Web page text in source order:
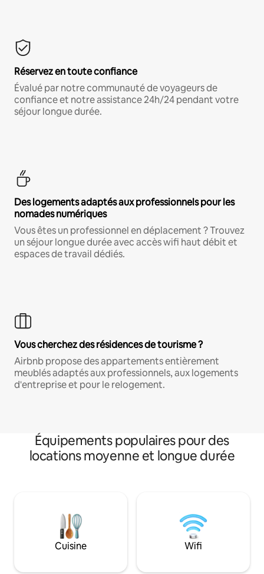
Réservez en toute confiance
Évalué par notre communauté de voyageurs de
confiance et notre assistance 24h/24 pendant votre
séjour longue durée.
Des logements adaptés aux professionnels pour les
nomades numériques
Vous êtes un professionnel en déplacement ? Trouvez
un séjour longue durée avec accès wifi haut débit et
espaces de travail dédiés.
Vous cherchez des résidences de tourisme ?
Airbnb propose des appartements entièrement
meublés adaptés aux professionnels, aux logements
d'entreprise et pour le relogement.
Équipements populaires pour des
locations moyenne et longue durée
Cuisine Wifi